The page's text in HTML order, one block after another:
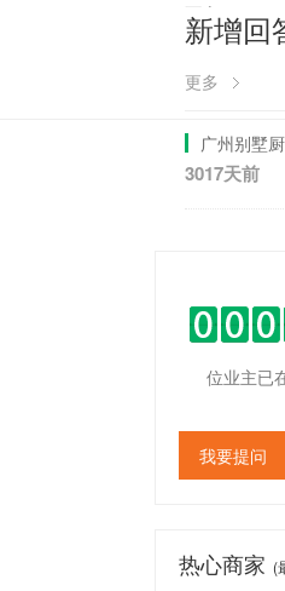
更多
新增回
更多
广州别墅
3017天前
位业主已
我要提问
热心商家 (